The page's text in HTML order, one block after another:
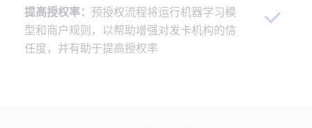
提高授权率： 预授权流程将运行机器学习模
型和商户规则，以帮助增强对发卡机构的信
任度，并有助于提高授权率